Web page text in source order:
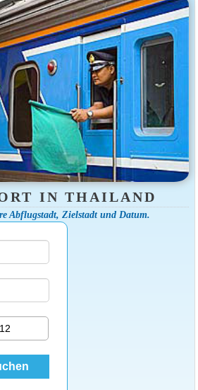
IN THAILAND
Abflugstadt, Zielstadt und Datum.